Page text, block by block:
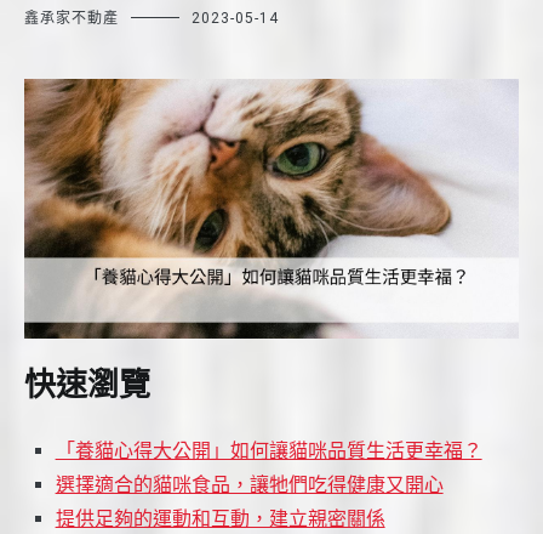
鑫承家不動產 2023-05-14
快速瀏覽
「養貓心得大公開」如何讓貓咪品質生活更幸福？
選擇適合的貓咪食品，讓牠們吃得健康又開心
提供足夠的運動和互動，建立親密關係